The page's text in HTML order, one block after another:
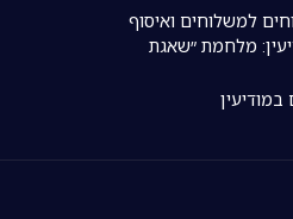
למשלוחים ואיסוף
מלחמת ״שאגת
במודיעין